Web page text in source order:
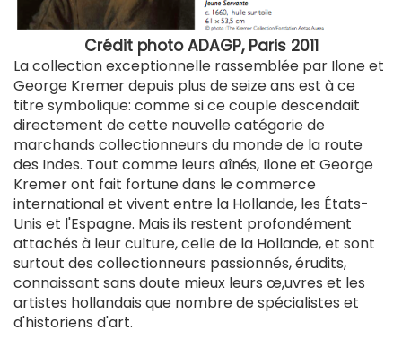
Crédit photo ADAGP, Paris 2011
La collection exceptionnelle rassemblée par Ilone et
George Kremer depuis plus de seize ans est à ce
titre symbolique: comme si ce couple descendait
directement de cette nouvelle catégorie de
marchands collectionneurs du monde de la route
des Indes. Tout comme leurs aînés, Ilone et George
Kremer ont fait fortune dans le commerce
international et vivent entre la Hollande, les États-
Unis et l'Espagne. Mais ils restent profondément
attachés à leur culture, celle de la Hollande, et sont
surtout des collectionneurs passionnés, érudits,
connaissant sans doute mieux leurs œ,uvres et les
artistes hollandais que nombre de spécialistes et
d'historiens d'art.